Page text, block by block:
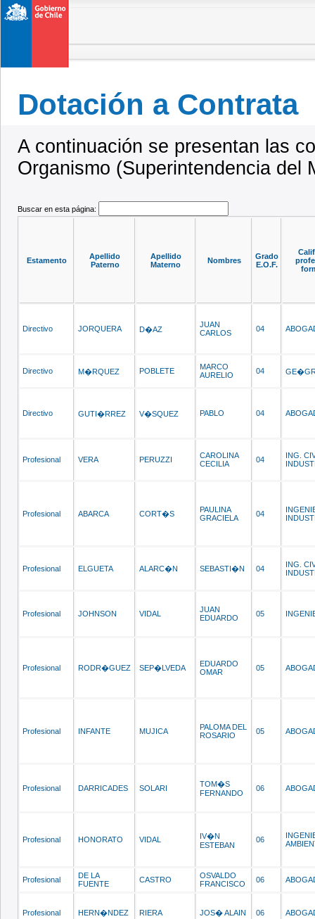
Dotación a Contrata
A continuación se presentan las
Organismo (Superintendencia del
Buscar en esta página:
Estamento
Apellido
Paterno
Apellido
Materno
Nombres
Grado
E.O.F.
Directivo JORQUERA D�AZ
JUAN
CARLOS
04
Directivo M�RQUEZ POBLETE
MARCO
AURELIO
04
Directivo GUTI�RREZ V�SQUEZ PABLO 04
Profesional VERA PERUZZI
CAROLINA
CECILIA
04
ING.
Profesional ABARCA CORT�S
PAULINA
GRACIELA
04
Profesional ELGUETA ALARC�N SEBASTI�N 04
ING.
Profesional JOHNSON VIDAL
JUAN
EDUARDO
05
Profesional RODR�GUEZ SEP�LVEDA
EDUARDO
OMAR
05
Profesional INFANTE MUJICA
PALOMA DEL
ROSARIO
05
Profesional DARRICADES SOLARI
TOM�S
FERNANDO
06
Profesional HONORATO VIDAL
IV�N
ESTEBAN
06
Profesional
DE LA
FUENTE
CASTRO
OSVALDO
FRANCISCO
06
Profesional HERN�NDEZ RIERA JOS� ALAIN 06